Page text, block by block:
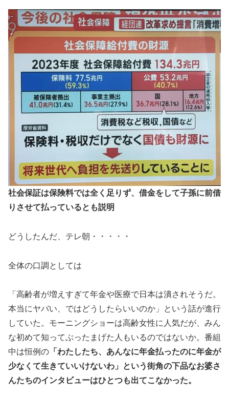
社会保証は保険料では全く足りず、借金をして子孫に前借
りさせて払っているとも説明
どうしたんだ、テレ朝・・・・・
全体の口調としては
「高齢者が増えすぎて年金や医療で日本は潰されそうだ。
本当にヤバい、ではどうしたらいいのか」という話が進行
していた。モーニングショーは高齢女性に人気だが、みん
な初めて知ってぶったまげた人もいるのではないか。番組
中は恒例の 「わたしたち、あんなに年金払ったのに年金が
少なくて生きていいけないわ」という街角の下品なお婆さ
んたちのインタビューはひとつも出てこなかった。